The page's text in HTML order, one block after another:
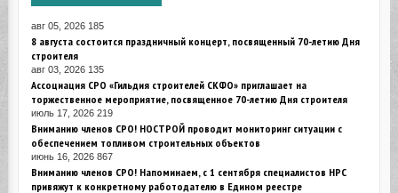
авг 05, 2026 185
8 августа состоится праздничный концерт, посвященный 70-летию Дня
строителя
авг 03, 2026 135
Ассоциация СРО «Гильдия строителей СКФО» приглашает на
торжественное мероприятие, посвященное 70-летию Дня строителя
июль 17, 2026 219
Вниманию членов СРО! НОСТРОЙ проводит мониторинг ситуации с
обеспечением топливом строительных объектов
июнь 16, 2026 867
Вниманию членов СРО! Напоминаем, с 1 сентября специалистов НРС
привяжут к конкретному работодателю в Едином реестре